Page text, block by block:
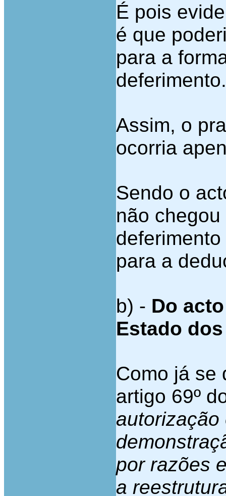
É pois
é que
para a
deferimento.
Assim, o
ocorria
Sendo o
não
para a
b) - Do
Estado
Como já se
artigo 69º
autorização
por razões
a